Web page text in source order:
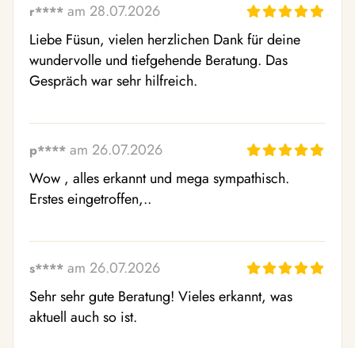
r**** am 28.07.2026
Liebe Füsun, vielen herzlichen Dank für deine
wundervolle und tiefgehende Beratung. Das
Gespräch war sehr hilfreich.
p**** am 26.07.2026
Wow , alles erkannt und mega sympathisch.
Erstes eingetroffen,..
s**** am 26.07.2026
Sehr sehr gute Beratung! Vieles erkannt, was
aktuell auch so ist.